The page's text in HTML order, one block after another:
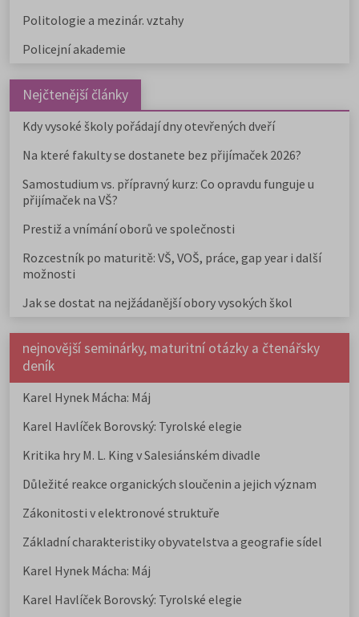
Politologie a mezinár. vztahy
Policejní akademie
Nejčtenější články
Kdy vysoké školy pořádají dny otevřených dveří
Na které fakulty se dostanete bez přijímaček 2026?
Samostudium vs. přípravný kurz: Co opravdu funguje u
přijímaček na VŠ?
Prestiž a vnímání oborů ve společnosti
Rozcestník po maturitě: VŠ, VOŠ, práce, gap year i další
možnosti
Jak se dostat na nejžádanější obory vysokých škol
nejnovější seminárky, maturitní otázky a čtenářsky
deník
Karel Hynek Mácha: Máj
Karel Havlíček Borovský: Tyrolské elegie
Kritika hry M. L. King v Salesiánském divadle
Důležité reakce organických sloučenin a jejich význam
Zákonitosti v elektronové struktuře
Základní charakteristiky obyvatelstva a geografie sídel
Karel Hynek Mácha: Máj
Karel Havlíček Borovský: Tyrolské elegie